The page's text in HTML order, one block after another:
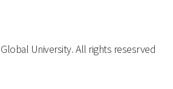
University. All rights resesrved